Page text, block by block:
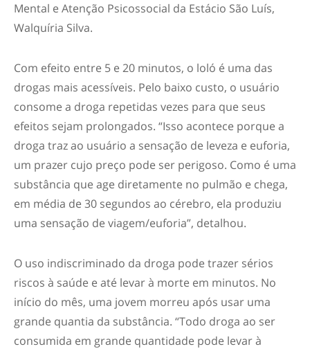
Mental e Atenção Psicossocial da Estácio São Luís,
Walquíria Silva.
Com efeito entre 5 e 20 minutos, o loló é uma das
drogas mais acessíveis. Pelo baixo custo, o usuário
consome a droga repetidas vezes para que seus
efeitos sejam prolongados. “Isso acontece porque a
droga traz ao usuário a sensação de leveza e euforia,
um prazer cujo preço pode ser perigoso. Como é uma
substância que age diretamente no pulmão e chega,
em média de 30 segundos ao cérebro, ela produziu
uma sensação de viagem/euforia”, detalhou.
O uso indiscriminado da droga pode trazer sérios
riscos à saúde e até levar à morte em minutos. No
início do mês, uma jovem morreu após usar uma
grande quantia da substância. “Todo droga ao ser
consumida em grande quantidade pode levar à